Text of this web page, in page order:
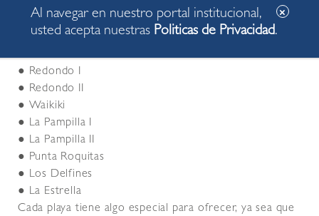
¡Descúbrelas!
● Tres Picos
● Makaha
● Redondo I
● Redondo II
● Waikiki
● La Pampilla I
● La Pampilla II
● Punta Roquitas
● Los Delfines
● La Estrella
Cada playa tiene algo especial para ofrecer, ya sea que
Al navegar en nuestro portal institucional,
usted acepta nuestras Politicas de Privacidad.